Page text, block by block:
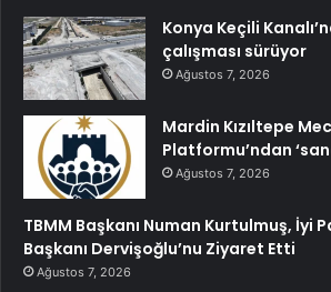
Konya Keçili
çalışması sürüyor
Ağustos 7, 2026
Mardin Kızıltepe
Platformu’ndan
Ağustos 7, 2026
TBMM Başkanı Numan Kurtulmuş, İyi
Başkanı Dervişoğlu’nu Ziyaret Etti
Ağustos 7, 2026